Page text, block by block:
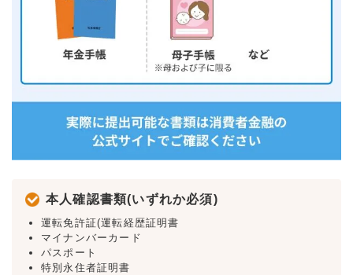
本人確認書類(いずれか必須)
運転免許証(運転経歴証明書
マイナンバーカード
パスポート
特別永住者証明書